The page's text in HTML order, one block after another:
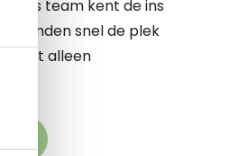
Ons team kent de ins
vinden snel de plek
niet alleen